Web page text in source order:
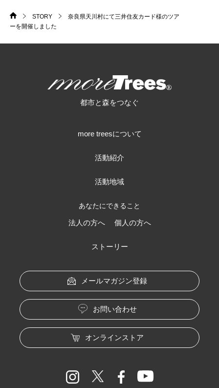
HOME
>
STORY
奈良県天川村にて三井住友カード様のツア
ーを開催しました
都市と森をつなぐ
more treesについて
活動紹介
活動地域
あなたにできること
法人の方へ 個人の方へ
ストーリー
メールマガジン登録
お問い合わせ
オンラインストア